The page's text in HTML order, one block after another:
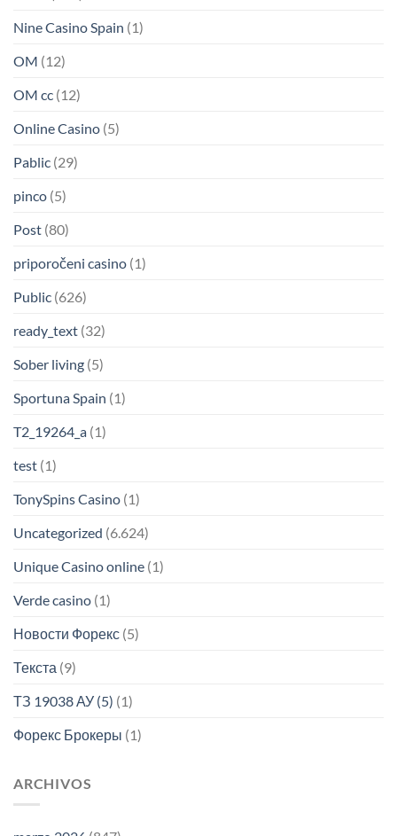
Nine Casino Spain (1)
OM (12)
OM cc (12)
Online Casino (5)
Pablic (29)
pinco (5)
Post (80)
priporočeni casino (1)
Public (626)
ready_text (32)
Sober living (5)
Sportuna Spain (1)
T2_19264_a (1)
test (1)
TonySpins Casino (1)
Uncategorized (6.624)
Unique Casino online (1)
Verde casino (1)
Новости Форекс (5)
Текста (9)
ТЗ 19038 АУ (5) (1)
Форекс Брокеры (1)
ARCHIVOS